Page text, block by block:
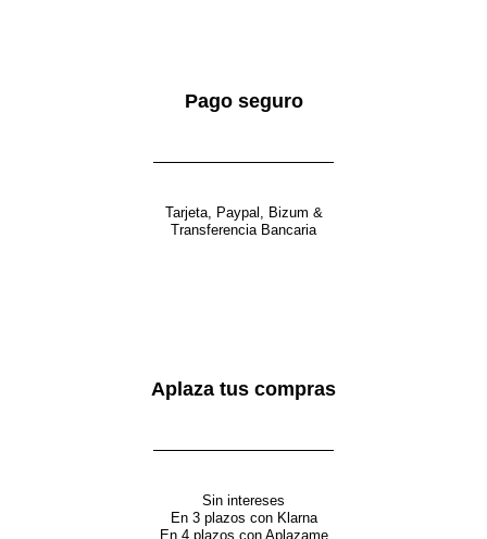
Pago seguro
Tarjeta, Paypal, Bizum &
Transferencia Bancaria
Aplaza tus compras
Sin intereses
En 3 plazos con Klarna
En 4 plazos con Aplazame